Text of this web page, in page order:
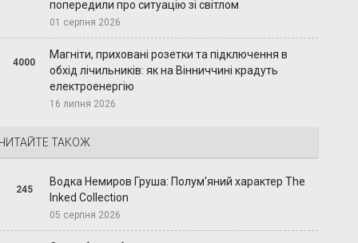
попередили про ситуацію зі світлом
01 серпня 2026
4000
Магніти, приховані розетки та підключення в
обхід лічильників: як на Вінниччині крадуть
електроенергію
16 липня 2026
ЧИТАЙТЕ ТАКОЖ
245
Водка Немиров Груша: Полум'яний характер The
Inked Collection
05 серпня 2026